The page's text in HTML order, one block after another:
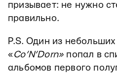
призывает: не нужно
правильно.
P.S. Один из
«Co’N’Dorn» попал в
альбомов первого